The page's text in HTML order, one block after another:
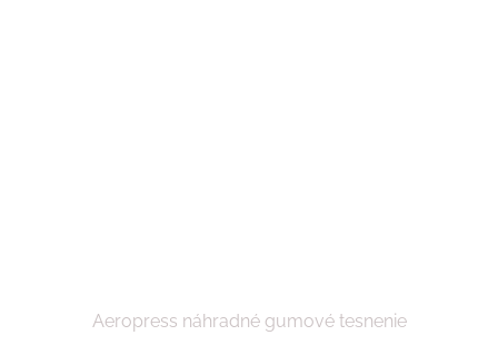
Aeropress náhradné gumové tesnenie